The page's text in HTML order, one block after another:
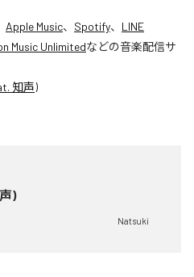
Apple Music、 Spotify、 LINE
Music Unlimitedなどの音楽配信サ
知声)
)
Natsuki